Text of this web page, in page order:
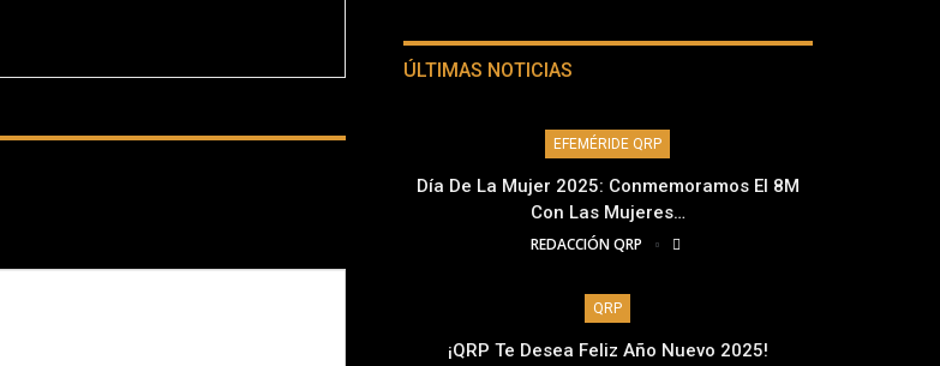
ÚLTIMAS NOTICIAS
EFEMÉRIDE QRP
Día De La Mujer 2025: Conmemoramos El 8M
Con Las Mujeres…
REDACCIÓN QRP
QRP
¡QRP Te Desea Feliz Año Nuevo 2025!